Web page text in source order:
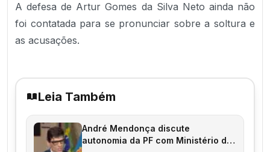
A defesa de Artur Gomes da Silva Neto ainda não
foi contatada para se pronunciar sobre a soltura e
as acusações.
Leia Também
André Mendonça discute
autonomia da PF com Ministério da